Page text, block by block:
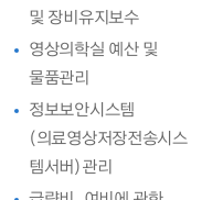
및 장비유지보수
영상의학실 예산 및
물품관리
정보보안시스템
(의료영상저장전송시스
템서버)관리